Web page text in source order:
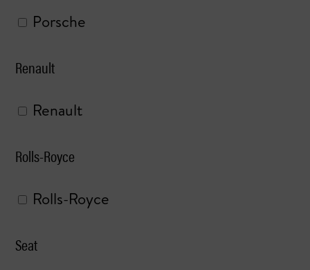
Porsche
Renault
Renault
Rolls-Royce
Rolls-Royce
Seat